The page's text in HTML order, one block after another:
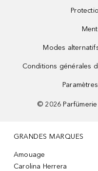
Modes
Conditions générales
© 2026
GRANDES MARQUES
Amouage
Carolina Herrera